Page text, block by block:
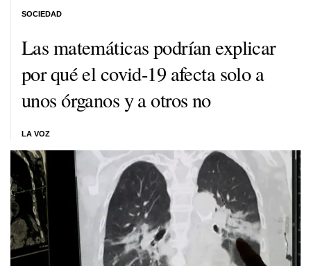
Las matemáticas podrían explicar
por qué el covid-19 afecta solo a
unos órganos y a otros no
LA VOZ
SOCIEDAD